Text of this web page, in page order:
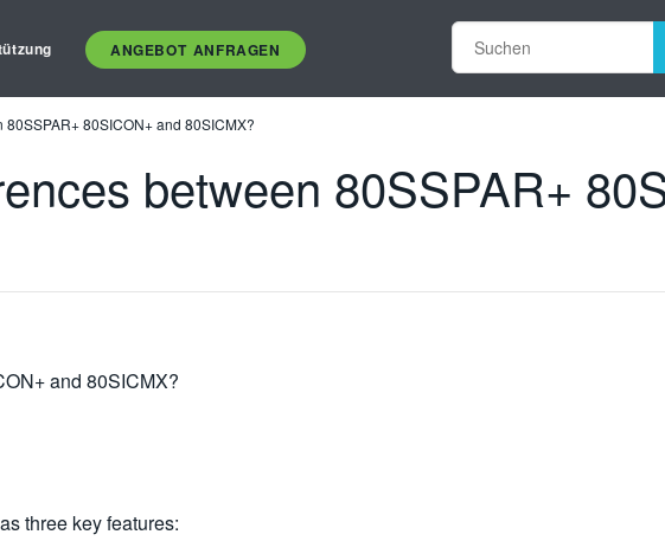
ANGEBOT ANFRAGEN
80SICON+ and 80SICMX?
between 80SSPAR+
and 80SICMX?
three key features: